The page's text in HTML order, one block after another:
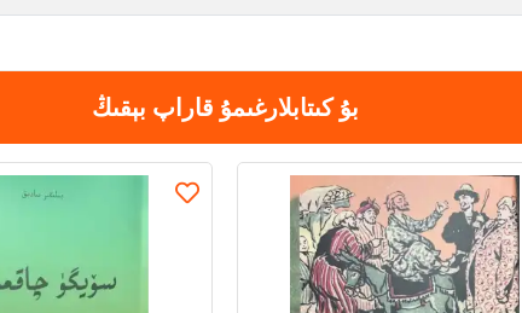
بۇ كىتابلارغىمۇ قاراپ بېقىڭ